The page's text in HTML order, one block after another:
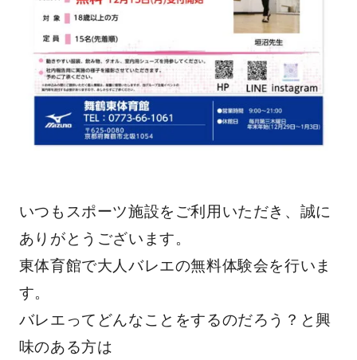
いつもスポーツ施設をご利用いただき、誠に
ありがとうございます。
東体育館で大人バレエの無料体験会を行いま
す。
バレエってどんなことをするのだろう？と興
味のある方は